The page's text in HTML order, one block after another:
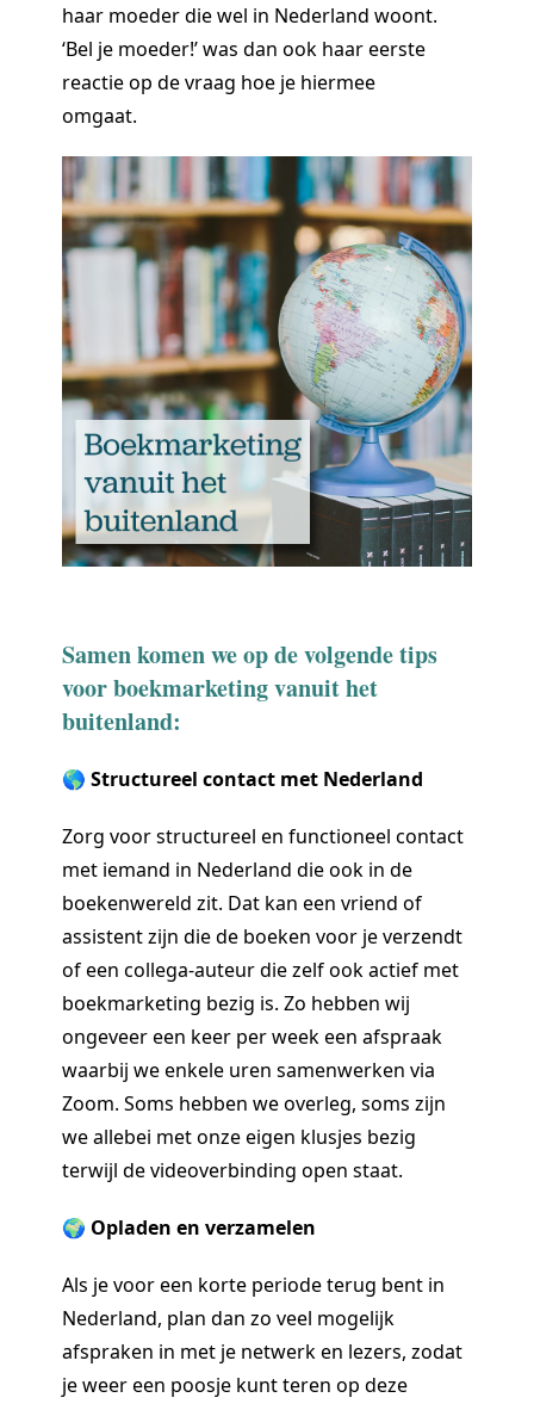
haar moeder die wel in Nederland woont.
‘Bel je moeder!’ was dan ook haar eerste
reactie op de vraag hoe je hiermee
omgaat.
Samen komen we op de volgende tips
voor boekmarketing vanuit het
buitenland:
🌎 Structureel contact met Nederland
Zorg voor structureel en functioneel contact
met iemand in Nederland die ook in de
boekenwereld zit. Dat kan een vriend of
assistent zijn die de boeken voor je verzendt
of een collega-auteur die zelf ook actief met
boekmarketing bezig is. Zo hebben wij
ongeveer een keer per week een afspraak
waarbij we enkele uren samenwerken via
Zoom. Soms hebben we overleg, soms zijn
we allebei met onze eigen klusjes bezig
terwijl de videoverbinding open staat.
🌍 Opladen en verzamelen
Als je voor een korte periode terug bent in
Nederland, plan dan zo veel mogelijk
afspraken in met je netwerk en lezers, zodat
je weer een poosje kunt teren op deze